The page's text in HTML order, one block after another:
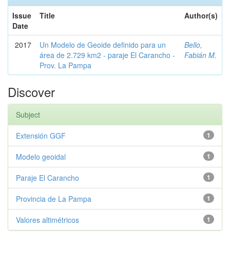
Issue
Date
Title Author(s)
2017
Un Modelo de Geoide definido para un
área de 2.729 km2 - paraje El Carancho -
Prov. La Pampa
Bello,
Fabián M.
Discover
Subject
1
Extensión GGF
1
Modelo geoidal
1
Paraje El Carancho
1
Provincia de La Pampa
1
Valores altimétricos